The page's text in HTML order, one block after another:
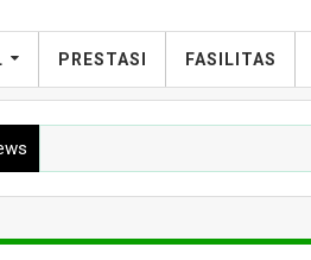
PRESTASI FASILITAS